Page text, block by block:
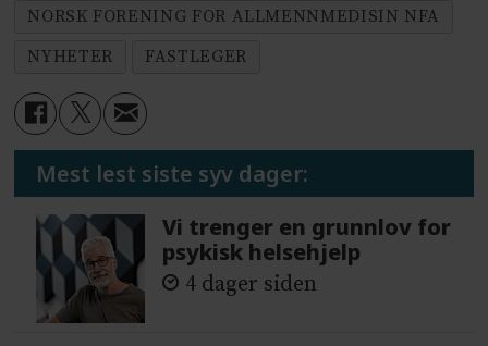
NORSK FORENING FOR ALLMENNMEDISIN NFA
NYHETER
FASTLEGER
Mest lest siste syv dager:
Vi trenger en grunnlov for
psykisk helsehjelp
4 dager siden